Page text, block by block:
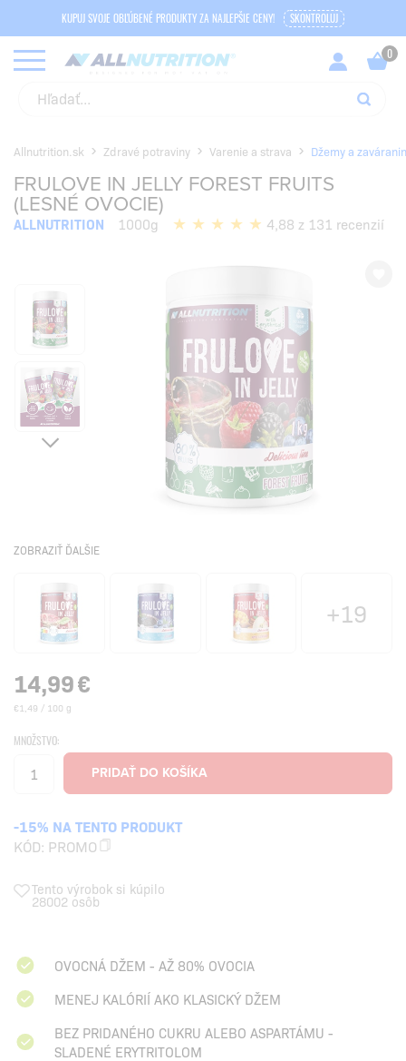
KUPUJ SVOJE OBĽÚBENÉ PRODUKTY ZA NAJLEPŠIE CENY! SKONTROLUJ
Allnutrition.sk Zdravé potraviny Varenie a strava Džemy a
FRULOVE IN JELLY FOREST FRUITS
(LESNÉ OVOCIE)
ALLNUTRITION 1000g 4,88 z 131 recenzií
ZOBRAZIŤ ĎALŠIE
+19
14,99€
€1,49 / 100 g
MNOŽSTVO:
-15% NA TENTO PRODUKT
KÓD: PROMO
Tento výrobok si kúpilo
28002 osôb
OVOCNÁ DŽEM - AŽ 80% OVOCIA
MENEJ KALÓRIÍ AKO KLASICKÝ DŽEM
BEZ PRIDANÉHO CUKRU ALEBO ASPARTÁMU -
SLADENÉ ERYTRITOLOM